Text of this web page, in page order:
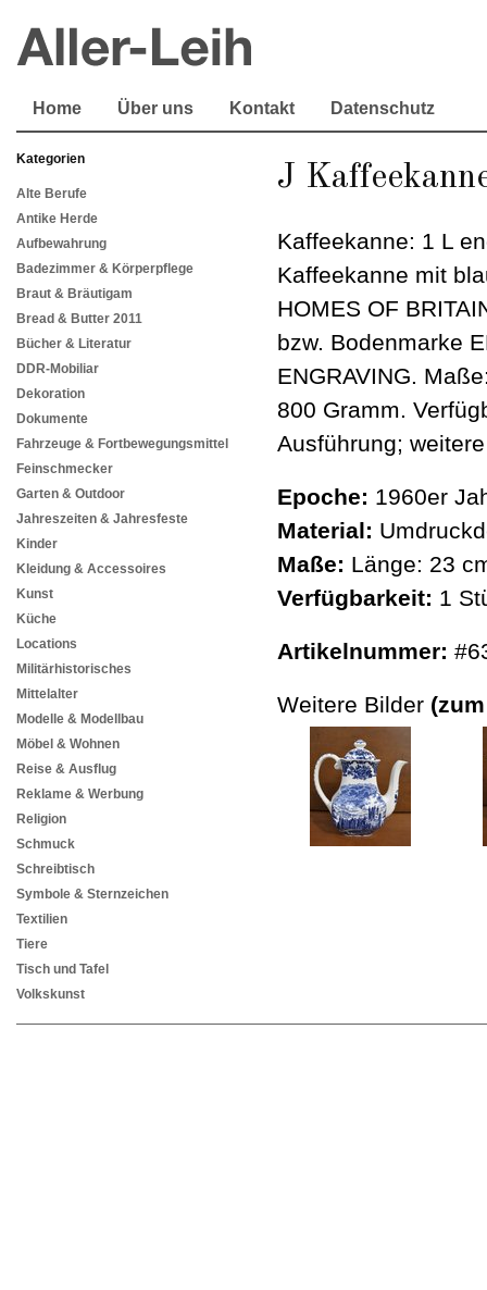
Home Über uns Kontakt Datenschutz
Kategorien
Alte Berufe
Antike Herde
Aufbewahrung
Badezimmer & Körperpflege
Braut & Bräutigam
Bread & Butter 2011
Bücher & Literatur
DDR-Mobiliar
Dekoration
Dokumente
Fahrzeuge & Fortbewegungsmittel
Feinschmecker
Garten & Outdoor
Jahreszeiten & Jahresfeste
Kinder
Kleidung & Accessoires
Kunst
Küche
Locations
Militärhistorisches
Mittelalter
Modelle & Modellbau
Möbel & Wohnen
Reise & Ausflug
Reklame & Werbung
Religion
Schmuck
Schreibtisch
Symbole & Sternzeichen
Textilien
Tiere
Tisch und Tafel
Volkskunst
J
Kaffeekanne: 1 L
Kaffeekanne mit
HOMES OF
bzw. Bodenmarke
ENGRAVING.
800 Gramm.
Ausführung;
Epoche: 1960er
Material:
Maße: Länge: 23
Verfügbarkeit: 1
Artikelnummer:
Weitere Bilder